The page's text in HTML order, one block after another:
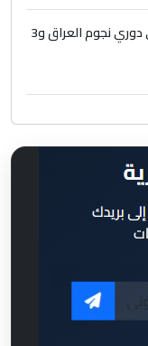
لجنة التراخيص : 17 ناديا في دوري نجوم العراق و3